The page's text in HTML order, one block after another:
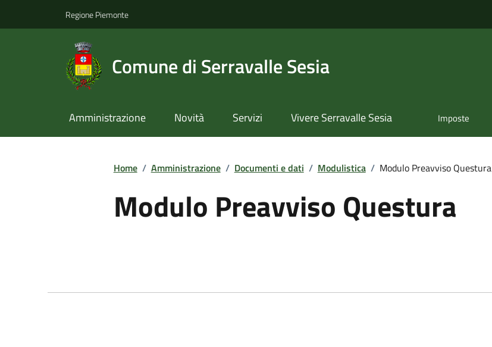
Regione Piemonte
Comune di Serravalle Sesia
Amministrazione Novità Servizi Vivere Serravalle Sesia Imposte
Home / Amministrazione / Documenti e dati / Modulistica / Modulo Preavviso Questura
Modulo Preavviso Questura